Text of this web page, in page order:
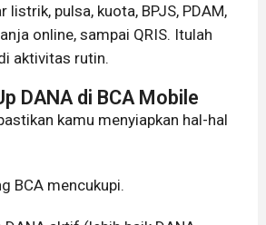
listrik, pulsa, kuota, BPJS, PDAM,
online, sampai QRIS. Itulah
aktivitas rutin.
DANA di BCA Mobile
kamu menyiapkan hal-hal
BCA mencukupi.